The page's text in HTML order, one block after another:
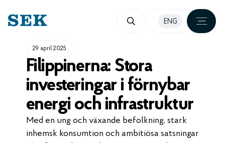
HOPPA
INNEHÅLL
ENG
29 april 2025
Filippinerna: Stora
investeringar i förnybar
energi och infrastruktur
Med en ung och växande befolkning, stark
inhemsk konsumtion och ambitiösa satsningar